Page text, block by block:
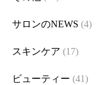
サロンのNEWS (4)
スキンケア (17)
ビューティー (41)